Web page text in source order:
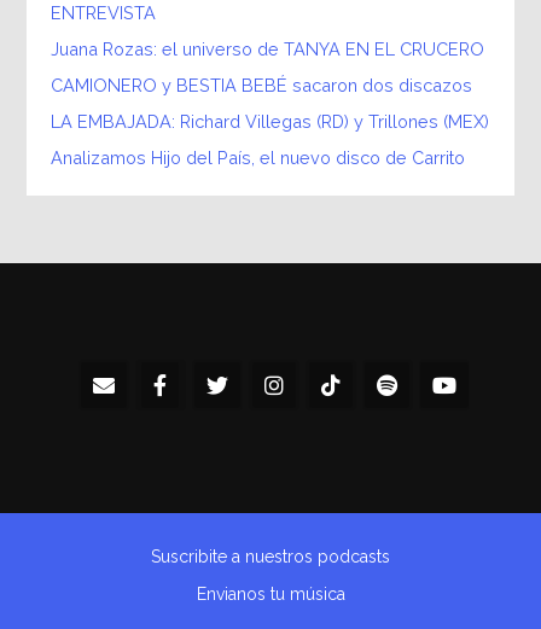
ENTREVISTA
Juana Rozas: el universo de TANYA EN EL CRUCERO
CAMIONERO y BESTIA BEBÉ sacaron dos discazos
LA EMBAJADA: Richard Villegas (RD) y Trillones (MEX)
Analizamos Hijo del País, el nuevo disco de Carrito
Suscribite a nuestros podcasts
Envianos tu música